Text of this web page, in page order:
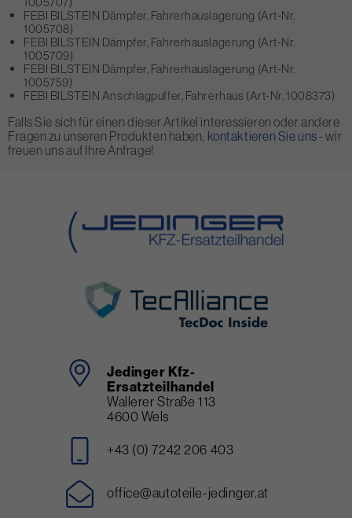
FEBI BILSTEIN Dämpfer, Fahrerhauslagerung (Art-Nr.
1005708)
FEBI BILSTEIN Dämpfer, Fahrerhauslagerung (Art-Nr.
1005709)
FEBI BILSTEIN Dämpfer, Fahrerhauslagerung (Art-Nr.
1005759)
FEBI BILSTEIN Anschlagpuffer, Fahrerhaus (Art-Nr. 1008373)
Falls Sie sich für einen dieser Artikel interessieren oder andere
Fragen zu unseren Produkten haben, kontaktieren Sie uns- wir
freuen uns auf Ihre Anfrage!
Jedinger Kfz-
Ersatzteilhandel
Wallerer Straße 113
4600 Wels
+43 (0) 7242 206 403
office@autoteile-jedinger.at